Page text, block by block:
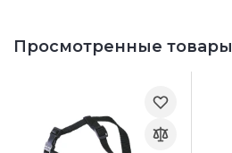
Просмотренные товары